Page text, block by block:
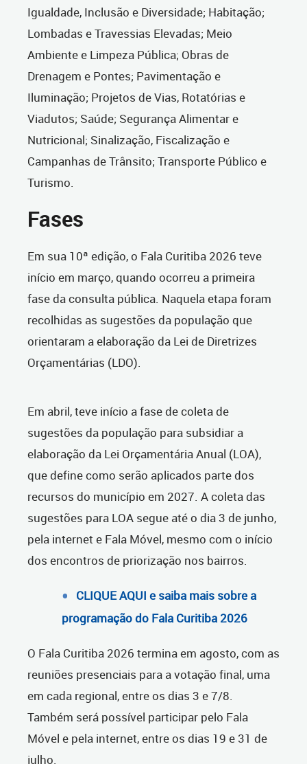
Igualdade, Inclusão e Diversidade; Habitação;
Lombadas e Travessias Elevadas; Meio
Ambiente e Limpeza Pública; Obras de
Drenagem e Pontes; Pavimentação e
Iluminação; Projetos de Vias, Rotatórias e
Viadutos; Saúde; Segurança Alimentar e
Nutricional; Sinalização, Fiscalização e
Campanhas de Trânsito; Transporte Público e
Turismo.
Fases
Em sua 10ª edição, o Fala Curitiba 2026 teve
início em março, quando ocorreu a primeira
fase da consulta pública. Naquela etapa foram
recolhidas as sugestões da população que
orientaram a elaboração da Lei de Diretrizes
Orçamentárias (LDO).
Em abril, teve início a fase de coleta de
sugestões da população para subsidiar a
elaboração da Lei Orçamentária Anual (LOA),
que define como serão aplicados parte dos
recursos do município em 2027. A coleta das
sugestões para LOA segue até o dia 3 de junho,
pela internet e Fala Móvel, mesmo com o início
dos encontros de priorização nos bairros.
CLIQUE AQUI e saiba mais sobre a
programação do Fala Curitiba 2026
O Fala Curitiba 2026 termina em agosto, com as
reuniões presenciais para a votação final, uma
em cada regional, entre os dias 3 e 7/8.
Também será possível participar pelo Fala
Móvel e pela internet, entre os dias 19 e 31 de
julho.